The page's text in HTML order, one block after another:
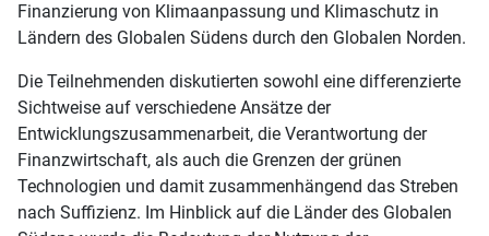
Finanzierung von Klimaanpassung und Klimaschutz in
Ländern des Globalen Südens durch den Globalen Norden.
Die Teilnehmenden diskutierten sowohl eine differenzierte
Sichtweise auf verschiedene Ansätze der
Entwicklungszusammenarbeit, die Verantwortung der
Finanzwirtschaft, als auch die Grenzen der grünen
Technologien und damit zusammenhängend das Streben
nach Suffizienz. Im Hinblick auf die Länder des Globalen